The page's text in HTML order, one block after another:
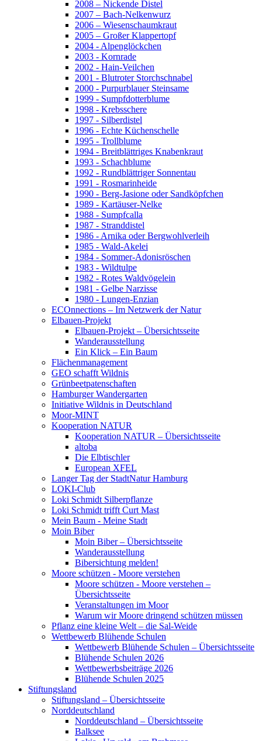
2008 – Nickende Distel
2007 – Bach-Nelkenwurz
2006 – Wiesenschaumkraut
2005 – Großer Klappertopf
2004 - Alpenglöckchen
2003 - Kornrade
2002 - Hain-Veilchen
2001 - Blutroter Storchschnabel
2000 - Purpurblauer Steinsame
1999 - Sumpfdotterblume
1998 - Krebsschere
1997 - Silberdistel
1996 - Echte Küchenschelle
1995 - Trollblume
1994 - Breitblättriges Knabenkraut
1993 - Schachblume
1992 - Rundblättriger Sonnentau
1991 - Rosmarinheide
1990 - Berg-Jasione oder Sandköpfchen
1989 - Kartäuser-Nelke
1988 - Sumpfcalla
1987 - Stranddistel
1986 - Arnika oder Bergwohlverleih
1985 - Wald-Akelei
1984 - Sommer-Adonisröschen
1983 - Wildtulpe
1982 - Rotes Waldvögelein
1981 - Gelbe Narzisse
1980 - Lungen-Enzian
ECOnnections – Im Netzwerk der Natur
Elbauen-Projekt
Elbauen-Projekt – Übersichtsseite
Wanderausstellung
Ein Klick – Ein Baum
Flächenmanagement
GEO schafft Wildnis
Grünbeetpatenschaften
Hamburger Wandergarten
Initiative Wildnis in Deutschland
Moor-MINT
Kooperation NATUR
Kooperation NATUR – Übersichtsseite
altoba
Die Elbtischler
European XFEL
Langer Tag der StadtNatur Hamburg
LOKI-Club
Loki Schmidt Silberpflanze
Loki Schmidt trifft Curt Mast
Mein Baum - Meine Stadt
Moin Biber
Moin Biber – Übersichtsseite
Wanderausstellung
Bibersichtung melden!
Moore schützen - Moore verstehen
Moore schützen - Moore verstehen –
Übersichtsseite
Veranstaltungen im Moor
Warum wir Moore dringend schützen müssen
Pflanz eine kleine Welt – die Sal-Weide
Wettbewerb Blühende Schulen
Wettbewerb Blühende Schulen – Übersichtsseite
Blühende Schulen 2026
Wettbewerbsbeiträge 2026
Blühende Schulen 2025
Stiftungsland
Stiftungsland – Übersichtsseite
Norddeutschland
Norddeutschland – Übersichtsseite
Balksee